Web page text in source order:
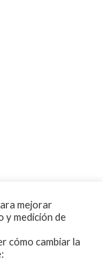
mejorar
y medición de
cómo cambiar la